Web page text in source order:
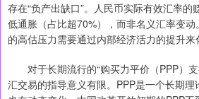
存在“负产出缺口”。人民币实际有效汇率的
低通胀（占比超70%），而非名义汇率变
的高估压力需要通过内部经济活力的提升来
对于长期流行的“购买力平价（PPP）支
汇交易的指导意义有限。PPP是一个长期